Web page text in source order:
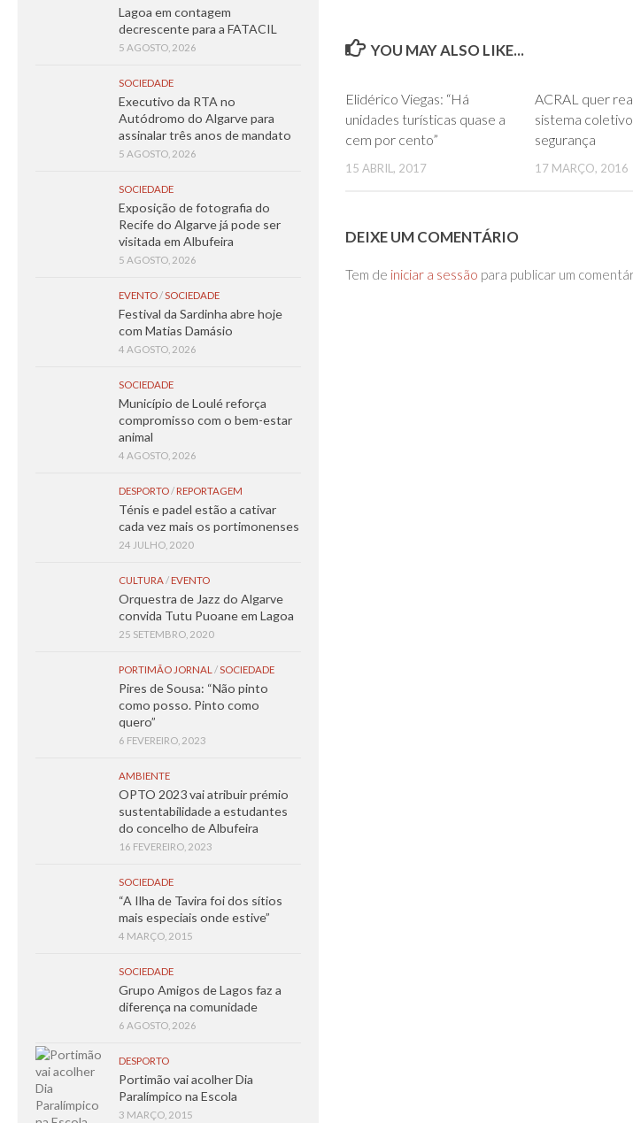
YOU MAY ALSO LIKE...
Elidérico Viegas: “Há
unidades turísticas quase a
cem por cento”
15 ABRIL, 2017
ACRAL quer
sistema
segurança
17 MARÇO, 2016
DEIXE UM COMENTÁRIO
Tem de iniciar a sessão para publicar um
Lagoa em contagem
decrescente para a FATACIL
5 AGOSTO, 2026
SOCIEDADE
Executivo da RTA no
Autódromo do Algarve para
assinalar três anos de mandato
5 AGOSTO, 2026
SOCIEDADE
Exposição de fotografia do
Recife do Algarve já pode ser
visitada em Albufeira
5 AGOSTO, 2026
EVENTO/SOCIEDADE
Festival da Sardinha abre hoje
com Matias Damásio
4 AGOSTO, 2026
SOCIEDADE
Município de Loulé reforça
compromisso com o bem-estar
animal
4 AGOSTO, 2026
DESPORTO/ REPORTAGEM
Ténis e padel estão a cativar
cada vez mais os portimonenses
24 JULHO, 2020
CULTURA/ EVENTO
Orquestra de Jazz do Algarve
convida Tutu Puoane em Lagoa
25 SETEMBRO, 2020
PORTIMÃO JORNAL /SOCIEDADE
Pires de Sousa: “Não pinto
como posso. Pinto como
quero”
6 FEVEREIRO, 2023
AMBIENTE
OPTO 2023 vai atribuir prémio
sustentabilidade a estudantes
do concelho de Albufeira
16 FEVEREIRO, 2023
SOCIEDADE
“A Ilha de Tavira foi dos sítios
mais especiais onde estive”
4 MARÇO, 2015
SOCIEDADE
Grupo Amigos de Lagos faz a
diferença na comunidade
6 AGOSTO, 2026
DESPORTO
Portimão vai acolher Dia
Paralímpico na Escola
3 MARÇO, 2015